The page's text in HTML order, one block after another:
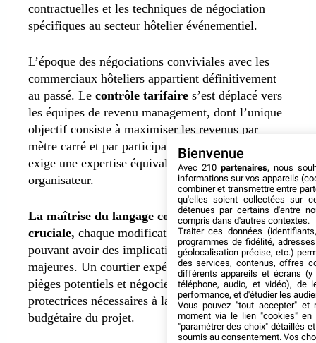
contractuelles et les techniques de négociation
spécifiques au secteur hôtelier événementiel.
L’époque des négociations conviviales avec les
commerciaux hôteliers appartient définitivement
au passé. Le contrôle tarifaire s’est déplacé vers
les équipes de revenu management, dont l’unique
objectif consiste à maximiser les revenus par
mètre carré et par participant. Une option qui
exige une expertise équivalente du côté
organisateur.
La maîtrise du langage contractuel devient
cruciale, chaque modification terminologique
pouvant avoir des implications financières
majeures. Un courtier expérimenté identifie ces
pièges potentiels et négocie les clauses
protectrices nécessaires à la sécurisation
budgétaire du projet.
Bienvenue
Avec 210 partenaires, nous
informations sur vos appareils
combiner et transmettre entre
qu'elles soient collectées sur
détenues par certains d'entre
compris dans d'autres contextes.
Traiter ces données
programmes de fidélité,
géolocalisation précise, etc.)
des services, contenus, offres
différents appareils et écrans (y
téléphone, audio, et vidéo), de
performance, et d'étudier les
Vous pouvez "tout accepter" et
moment via le lien "cookies" en
"paramétrer des choix" détaillés
soumis au consentement. Vos